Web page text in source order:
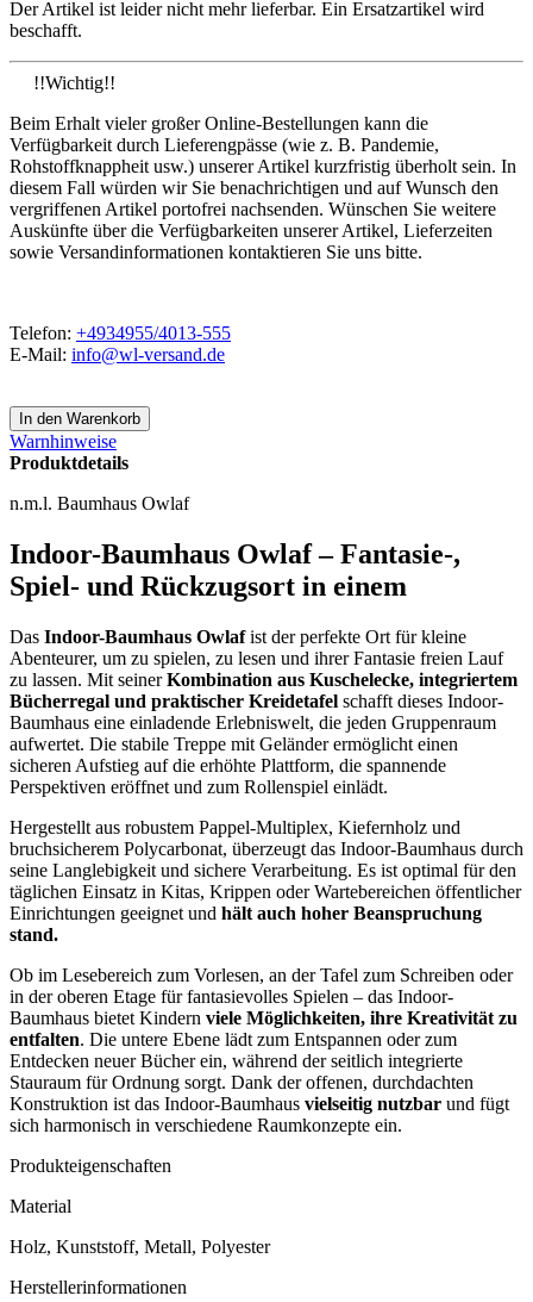
Der Artikel ist leider nicht mehr lieferbar. Ein Ersatzartikel wird
beschafft.
!!Wichtig!!
Beim Erhalt vieler großer Online-Bestellungen kann die
Verfügbarkeit durch Lieferengpässe (wie z. B. Pandemie,
Rohstoffknappheit usw.) unserer Artikel kurzfristig überholt sein. In
diesem Fall würden wir Sie benachrichtigen und auf Wunsch den
vergriffenen Artikel portofrei nachsenden. Wünschen Sie weitere
Auskünfte über die Verfügbarkeiten unserer Artikel, Lieferzeiten
sowie Versandinformationen kontaktieren Sie uns bitte.
Telefon: +4934955/4013-555
E-Mail: info@wl-versand.de
Warnhinweise
Produktdetails
n.m.l. Baumhaus Owlaf
Indoor-Baumhaus Owlaf – Fantasie-,
Spiel- und Rückzugsort in einem
Das Indoor-Baumhaus Owlafist der perfekte Ort für kleine
Abenteurer, um zu spielen, zu lesen und ihrer Fantasie freien Lauf
zu lassen. Mit seinerKombination aus Kuschelecke, integriertem
Bücherregal und praktischer Kreidetafel schafft dieses Indoor-
Baumhaus eine einladende Erlebniswelt, die jeden Gruppenraum
aufwertet. Die stabile Treppe mit Geländer ermöglicht einen
sicheren Aufstieg auf die erhöhte Plattform, die spannende
Perspektiven eröffnet und zum Rollenspiel einlädt.
Hergestellt aus robustem Pappel-Multiplex, Kiefernholz und
bruchsicherem Polycarbonat, überzeugt das Indoor-Baumhaus durch
seine Langlebigkeit und sichere Verarbeitung. Es ist optimal für den
täglichen Einsatz in Kitas, Krippen oder Wartebereichen öffentlicher
Einrichtungen geeignet und hält auch hoher Beanspruchung
stand.
Ob im Lesebereich zum Vorlesen, an der Tafel zum Schreiben oder
in der oberen Etage für fantasievolles Spielen – das Indoor-
Baumhaus bietet Kindern viele Möglichkeiten, ihre Kreativität zu
entfalten. Die untere Ebene lädt zum Entspannen oder zum
Entdecken neuer Bücher ein, während der seitlich integrierte
Stauraum für Ordnung sorgt. Dank der offenen, durchdachten
Konstruktion ist das Indoor-Baumhaus vielseitig nutzbar und fügt
sich harmonisch in verschiedene Raumkonzepte ein.
Produkteigenschaften
Material
Holz, Kunststoff, Metall, Polyester
Herstellerinformationen